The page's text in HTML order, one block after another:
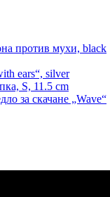
против мухи, black
ears“, silver
S, 11.5 cm
за скачане „Wave“